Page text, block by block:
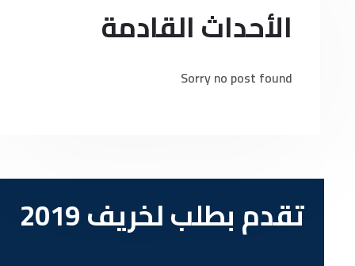
الأحداث القادمة
Sorry no post found
تقدم بطلب لخريف 2019